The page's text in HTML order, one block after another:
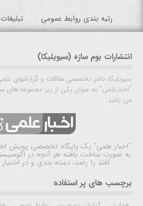
رتبه بندی روابط عمومی
انتشارات بوم سازه (سیویلیکا)
سیویلیکا، ناشر تخصصی مقالات و گزارشهای
"اخبارعلمی" به عنوان یکی از زیر مجموعه های
می باشد.
"اخبار علمی" یک پایگاه تخصصی پویش
به صورت ساخت یافته هر آنچه در
افتد را رصد، دسته بندی و در
برچسب های پر استفاده